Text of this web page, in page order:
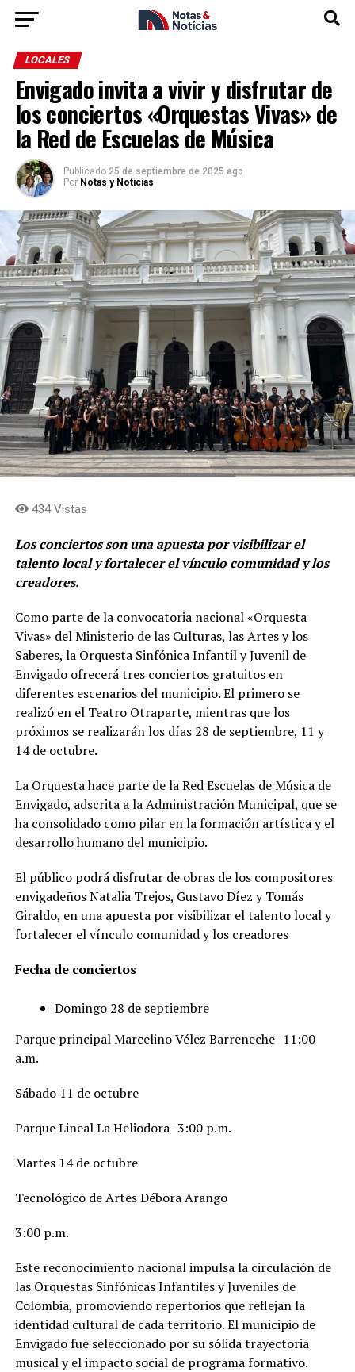
LOCALES
Envigado invita a vivir y disfrutar de
los conciertos «Orquestas Vivas» de
la Red de Escuelas de Música
Publicado 25 de septiembre de 2025 ago
Por Notas y Noticias
434 Vistas
Los conciertos son una apuesta por visibilizar el
talento local y fortalecer el vínculo comunidad y los
creadores.
Como parte de la convocatoria nacional «Orquesta
Vivas» del Ministerio de las Culturas, las Artes y los
Saberes, la Orquesta Sinfónica Infantil y Juvenil de
Envigado ofrecerá tres conciertos gratuitos en
diferentes escenarios del municipio. El primero se
realizó en el Teatro Otraparte, mientras que los
próximos se realizarán los días 28 de septiembre, 11 y
14 de octubre.
La Orquesta hace parte de la Red Escuelas de Música de
Envigado, adscrita a la Administración Municipal, que se
ha consolidado como pilar en la formación artística y el
desarrollo humano del municipio.
El público podrá disfrutar de obras de los compositores
envigadeños Natalia Trejos, Gustavo Díez y Tomás
Giraldo, en una apuesta por visibilizar el talento local y
fortalecer el vínculo comunidad y los creadores
Fecha de conciertos
Domingo 28 de septiembre
Parque principal Marcelino Vélez Barreneche- 11:00
a.m.
Sábado 11 de octubre
Parque Lineal La Heliodora- 3:00 p.m.
Martes 14 de octubre
Tecnológico de Artes Débora Arango
3:00 p.m.
Este reconocimiento nacional impulsa la circulación de
las Orquestas Sinfónicas Infantiles y Juveniles de
Colombia, promoviendo repertorios que reflejan la
identidad cultural de cada territorio. El municipio de
Envigado fue seleccionado por su sólida trayectoria
musical y el impacto social de programa formativo.